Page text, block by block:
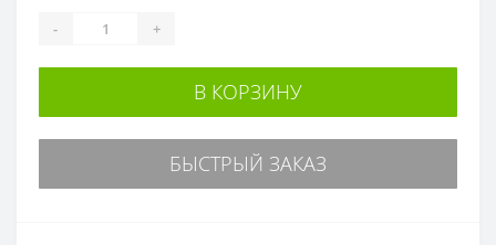
- +
В КОРЗИНУ
БЫСТРЫЙ ЗАКАЗ